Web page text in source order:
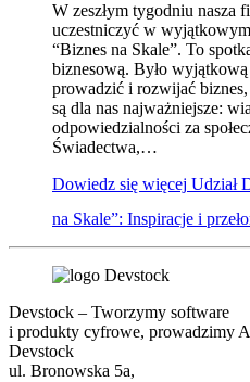
W zeszłym tygodniu nasza
uczestniczyć w
“Biznes na Skale”. To
biznesową. Było
prowadzić i rozwijać
są dla nas najważniejsze:
odpowiedzialności za
Świadectwa,…
Dowiedz się więcej Udział
na Skale”: Inspiracje i
Devstock – Tworzymy software
i produkty cyfrowe, prowadzimy
Devstock
ul. Bronowska 5a,